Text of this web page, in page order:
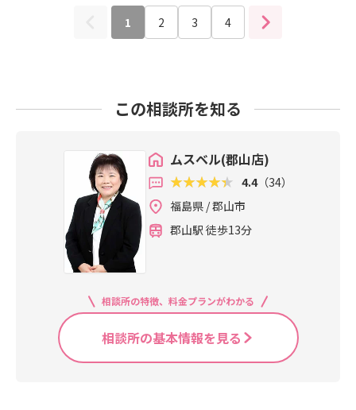
1 2 3 4
この相談所を知る
ムスベル(郡山店)
4.4（34）
福島県 / 郡山市
郡山駅 徒歩13分
相談所の特徴、料金プランがわかる
相談所の基本情報を見る